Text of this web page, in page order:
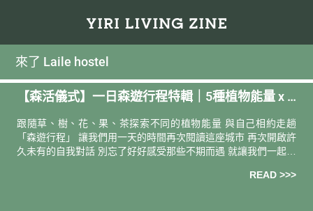
來了 Laile hostel
【森活儀式】一日森遊行程特輯｜5種植物能量 x 6
跟隨草、樹、花、果、茶探索不同的植物能量 與自己相約走趟
「森遊行程」 讓我們用一天的時間再次閱讀這座城市 再次開啟許
久未有的自我對話 別忘了好好感受那些不期而遇 就讓我們一起出
READ >>>